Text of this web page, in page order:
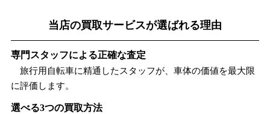
当店の買取サービスが選ばれる理由
専門スタッフによる正確な査定
旅行用自転車に精通したスタッフが、車体の価値を最大限
に評価します。
選べる3つの買取方法